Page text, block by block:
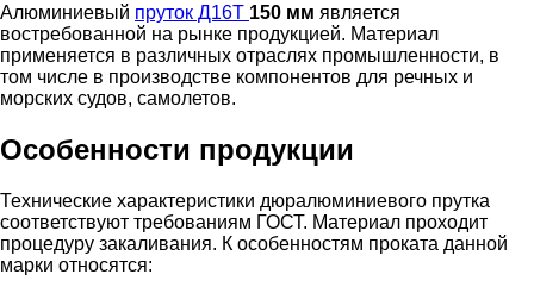
Алюминиевый пруток Д16Т 150 мм является
востребованной на рынке продукцией. Материал
применяется в различных отраслях промышленности, в
том числе в производстве компонентов для речных и
морских судов, самолетов.
Особенности продукции
Технические характеристики дюралюминиевого прутка
соответствуют требованиям ГОСТ. Материал проходит
процедуру закаливания. К особенностям проката данной
марки относятся: